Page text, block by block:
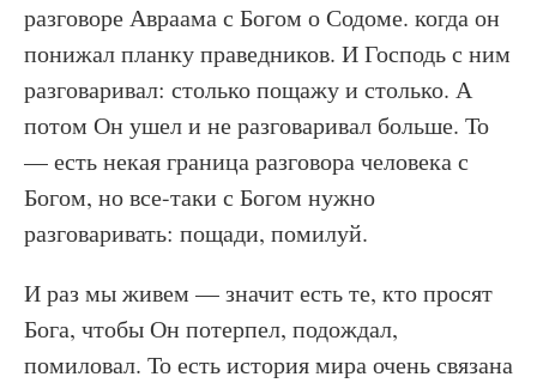
разговоре Авраама с Богом о Содоме. когда он
понижал планку праведников. И Господь с ним
разговаривал: столько пощажу и столько. А
потом Он ушел и не разговаривал больше. То
— есть некая граница разговора человека с
Богом, но все-таки с Богом нужно
разговаривать: пощади, помилуй.
И раз мы живем — значит есть те, кто просят
Бога, чтобы Он потерпел, подождал,
помиловал. То есть история мира очень связана